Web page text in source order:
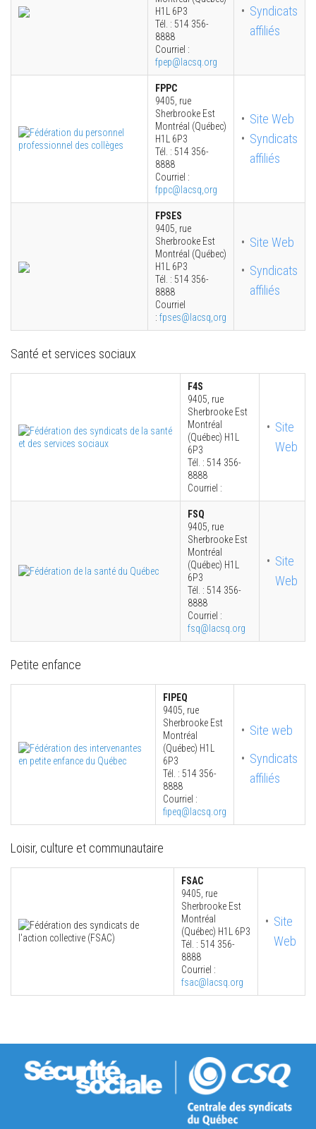
H1L 6P3
Tél. : 514 356-
8888
Courriel :
fpep@lacsq.org
Syndicats
affiliés
FPPC
9405, rue
Sherbrooke Est
Montréal (Québec)
H1L 6P3
Tél. : 514 356-
8888
Courriel :
fppc@lacsq,org
Site Web
Syndicats
affiliés
FPSES
9405, rue
Sherbrooke Est
Montréal (Québec)
H1L 6P3
Tél. : 514 356-
8888
Courriel
: fpses@lacsq,org
Site Web
Syndicats
affiliés
Santé et services sociaux
F4S
9405, rue
Sherbrooke Est
Montréal
(Québec) H1L
6P3
Tél. : 514 356-
8888
Courriel :
Site
Web
FSQ
9405, rue
Sherbrooke Est
Montréal
(Québec) H1L
6P3
Tél. : 514 356-
8888
Courriel :
fsq@lacsq.org
Site
Web
Petite enfance
FIPEQ
9405, rue
Sherbrooke Est
Montréal
(Québec) H1L
6P3
Tél. : 514 356-
8888
Courriel :
fipeq@lacsq.org
Site web
Syndicats
affiliés
Loisir, culture et communautaire
FSAC
9405, rue
Sherbrooke Est
Montréal
(Québec) H1L 6P3
Tél. : 514 356-
8888
Courriel :
fsac@lacsq.org
Site
Web